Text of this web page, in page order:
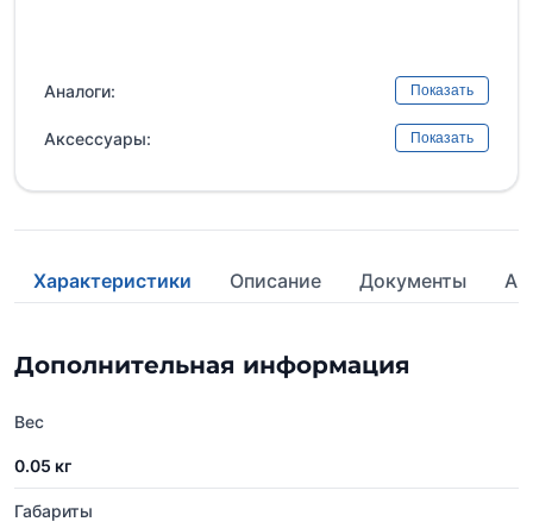
Аналоги: Показать
Аксессуары: Показать
Характеристики Описание Документы
Дополнительная информация
Вес
0.05 кг
Габариты